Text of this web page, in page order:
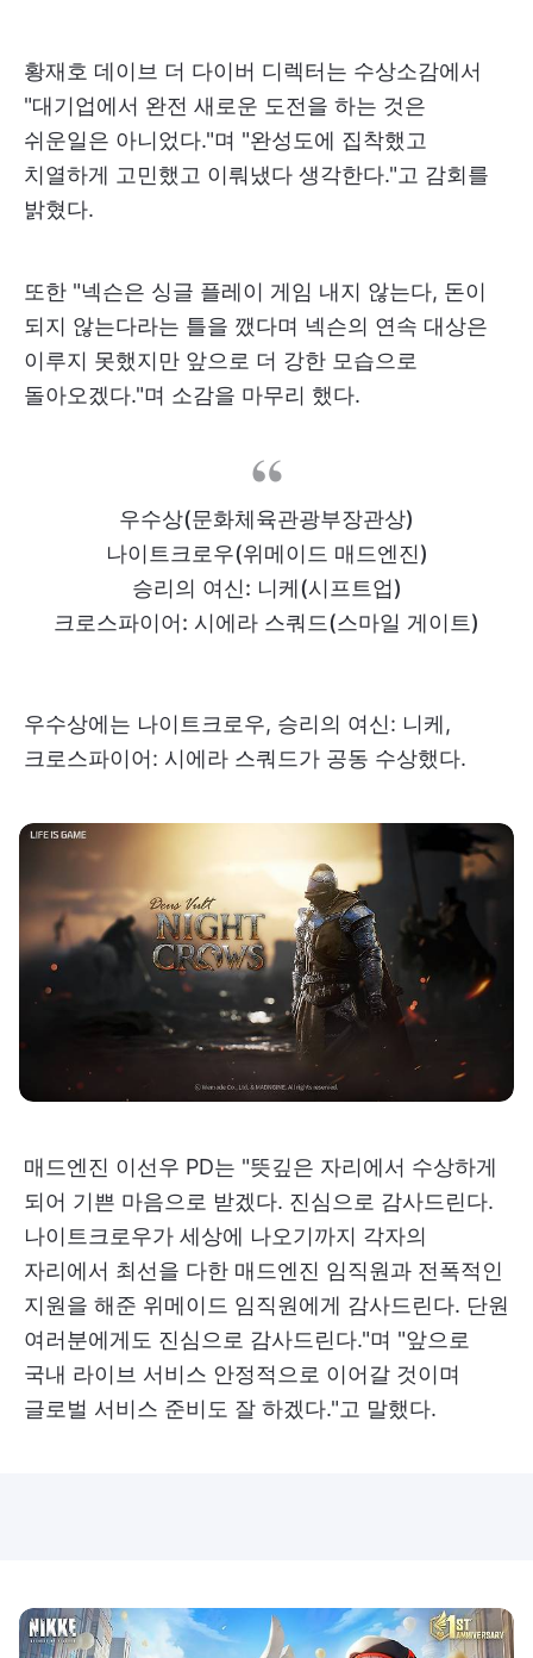
황재호 데이브 더 다이버 디렉터는 수상소감에서
"대기업에서 완전 새로운 도전을 하는 것은
쉬운일은 아니었다."며 "완성도에 집착했고
치열하게 고민했고 이뤄냈다 생각한다."고 감회를
밝혔다.
또한 "넥슨은 싱글 플레이 게임 내지 않는다, 돈이
되지 않는다라는 틀을 깼다며 넥슨의 연속 대상은
이루지 못했지만 앞으로 더 강한 모습으로
돌아오겠다."며 소감을 마무리 했다.
우수상(문화체육관광부장관상)
나이트크로우(위메이드 매드엔진)
승리의 여신: 니케(시프트업)
크로스파이어: 시에라 스쿼드(스마일 게이트)
우수상에는 나이트크로우, 승리의 여신: 니케,
크로스파이어: 시에라 스쿼드가 공동 수상했다.
매드엔진 이선우 PD는 "뜻깊은 자리에서 수상하게
되어 기쁜 마음으로 받겠다. 진심으로 감사드린다.
나이트크로우가 세상에 나오기까지 각자의
자리에서 최선을 다한 매드엔진 임직원과 전폭적인
지원을 해준 위메이드 임직원에게 감사드린다. 단원
여러분에게도 진심으로 감사드린다."며 "앞으로
국내 라이브 서비스 안정적으로 이어갈 것이며
글로벌 서비스 준비도 잘 하겠다."고 말했다.